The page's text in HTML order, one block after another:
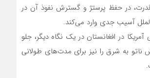
قدرت، در حفظ پرستژ و گسترش نفوذ آن در
آسیب جدی وارد می‌کند.
آمریکا در افغانستان در یک نگاه دیگر، جلو
ناتو به شرق را نیز برای مدت‌های طولانی